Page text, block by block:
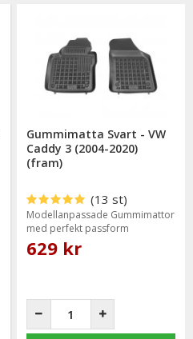
Gummimatta Svart - VW
Caddy 3 (2004-2020)
(fram)
(13 st)
Modellanpassade Gummimattor
med perfekt passform
629 kr